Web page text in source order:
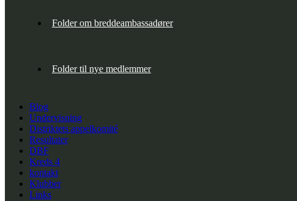
Folder om breddeambassadører
Folder til nye medlemmer
Blog
Undervisning
Distriktets appelkomité
Resultater
DBF
Kreds 4
kontakt
Klubber
Links